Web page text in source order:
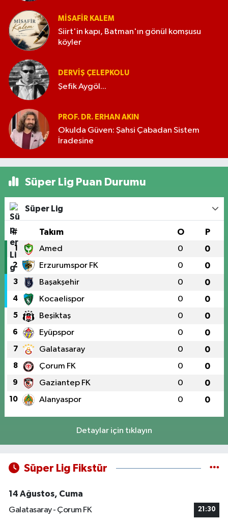
MISAFIR KALEM
Siirt'in kapı, Batman'ın gönül komşusu
köyler
DERVIŞ ÇELEPKOLU
Şefik Aygöl...
PROF. DR. ERHAN AKIN
Okulda Güven: Şahsi Çabadan Sistem
İradesine
Süper Lig Puan Durumu
Süper Lig
# Takım O P
1 Amed 0 0
2 Erzurumspor FK 0 0
3 Başakşehir 0 0
4 Kocaelispor 0 0
5 Beşiktaş 0 0
6 Eyüpspor 0 0
7 Galatasaray 0 0
8 Çorum FK 0 0
9 Gaziantep FK 0 0
10 Alanyaspor 0 0
Detaylar için tıklayın
Süper Lig Fikstür
14 Ağustos, Cuma
Galatasaray - Çorum FK
21:30